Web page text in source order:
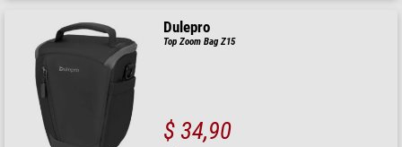
Dulepro
Top Zoom Bag Z15
$ 34,90